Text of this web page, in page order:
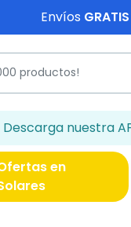
Envíos GRATIS
Descarga nuestra
en